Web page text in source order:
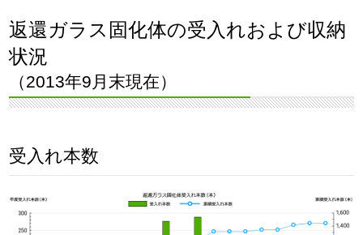
返還ガラス固化体の受入れおよび収納
状況
（2013年9月末現在）
受入れ本数